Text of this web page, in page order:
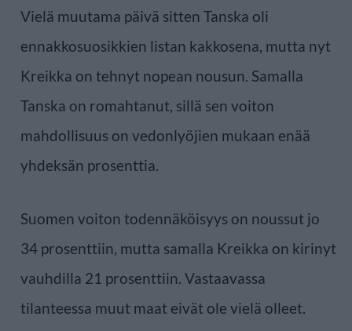
Vielä muutama päivä sitten Tanska oli
ennakkosuosikkien listan kakkosena, mutta nyt
Kreikka on tehnyt nopean nousun. Samalla
Tanska on romahtanut, sillä sen voiton
mahdollisuus on vedonlyöjien mukaan enää
yhdeksän prosenttia.
Suomen voiton todennäköisyys on noussut jo
34 prosenttiin, mutta samalla Kreikka on kirinyt
vauhdilla 21 prosenttiin. Vastaavassa
tilanteessa muut maat eivät ole vielä olleet.